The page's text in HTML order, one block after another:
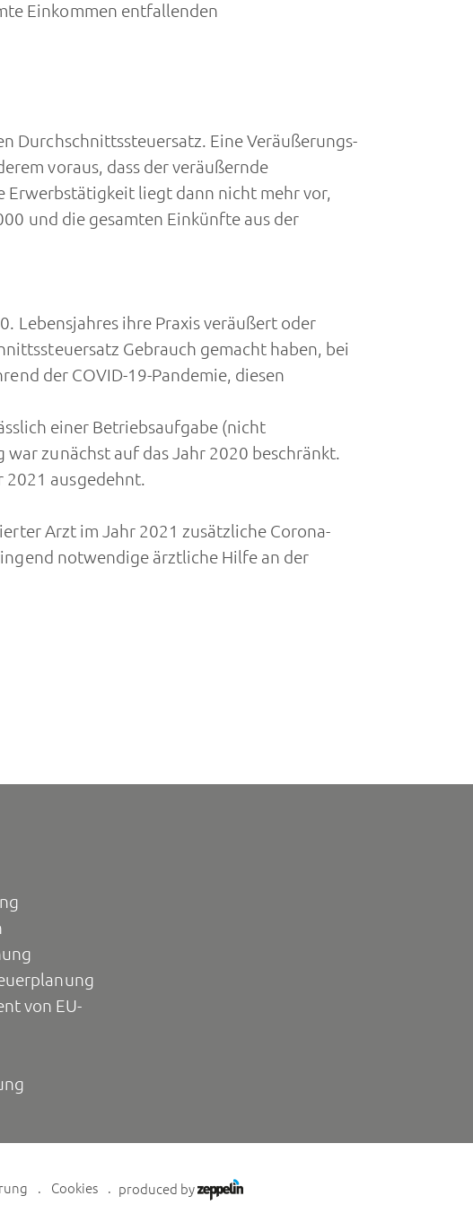
Einkommen entfallenden
Durchschnittssteuersatz. Eine Veräußerungs-
voraus, dass der veräußernde
liegt dann nicht mehr vor,
und die gesamten Einkünfte aus der
Lebensjahres ihre Praxis veräußert oder
Gebrauch gemacht haben, bei
der COVID-19-Pandemie, diesen
einer Betriebsaufgabe (nicht
zunächst auf das Jahr 2020 beschränkt.
2021 ausgedehnt.
Arzt im Jahr 2021 zusätzliche Corona-
notwendige ärztliche Hilfe an der
von EU-
Cookies produced by